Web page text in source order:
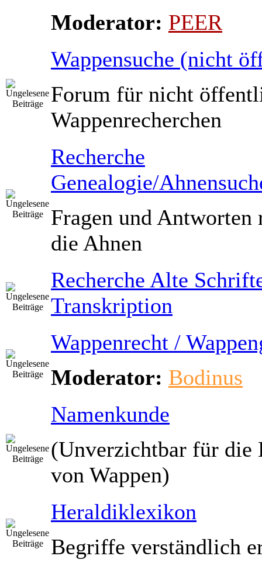
Moderator: PEER
Wappensuche (nicht
Forum für nicht
Wappenrecherchen
Recherche
Genealogie/
Fragen und Antworten
die Ahnen
Recherche Alte
Transkription
Wappenrecht /
Moderator: Bodinus
Namenkunde
(Unverzichtbar für die
von Wappen)
Heraldiklexikon
Begriffe verständlich